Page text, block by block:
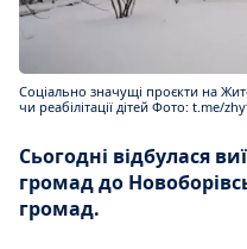
Соціально значущі проєкти на
чи реабілітації дітей Фото: t.me/
Сьогодні відбулася
громад до
громад.